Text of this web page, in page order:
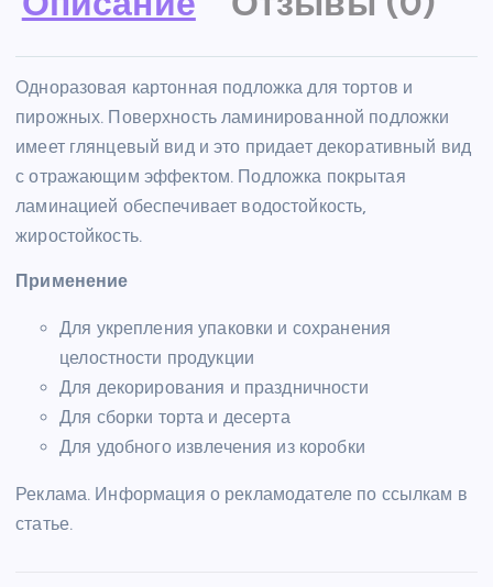
Одноразовая картонная подложка для тортов и
пирожных. Поверхность ламинированной подложки
имеет глянцевый вид и это придает декоративный вид
с отражающим эффектом. Подложка покрытая
ламинацией обеспечивает водостойкость,
жиростойкость.
Применение
Для укрепления упаковки и сохранения
целостности продукции
Для декорирования и праздничности
Для сборки торта и десерта
Для удобного извлечения из коробки
Реклама. Информация о рекламодателе по ссылкам в
статье.